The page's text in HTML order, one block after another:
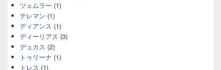
ツェムラー (1)
テレマン (1)
ディアンス (1)
ディーリアス (3)
デュカス (2)
トゥリーナ (1)
トレス (1)